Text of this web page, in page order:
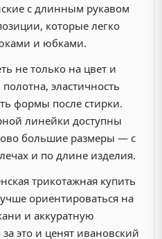
с длинным рукавом
которые легко
и юбками.
не только на цвет и
эластичность
формы после стирки.
линейки доступны
большие размеры — с
и по длине изделия.
трикотажная купить
ориентироваться на
и аккуратную
это и ценят ивановский